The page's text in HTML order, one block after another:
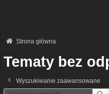
Strona główna
Tematy bez
Wyszukiwanie zaawansowane